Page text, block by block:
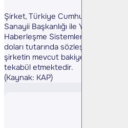
Şirket, Türkiye Cumhuriyeti
Sanayii Başkanlığı ile Yeni Nesil Ağ
Haberleşme Sistemleri tedarikine
doları tutarında sözleşme
şirketin mevcut bakiye siparişlerinin
tekabül etmektedir.
(Kaynak: KAP)